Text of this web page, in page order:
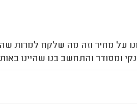
על מחיר וזה מה שלקח למרות
ומסודר והתחשב בנו שהיינו